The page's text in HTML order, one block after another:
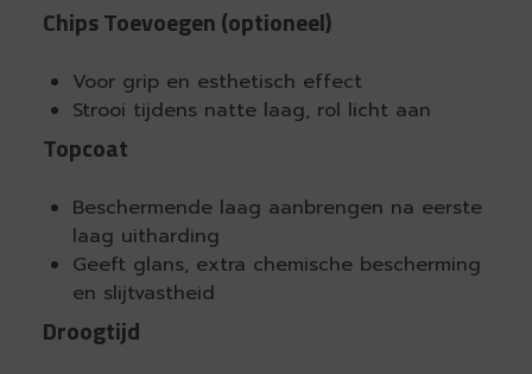
Chips Toevoegen (optioneel)
Voor grip en esthetisch effect
Strooi tijdens natte laag, rol licht aan
Topcoat
Beschermende laag aanbrengen na eerste
laag uitharding
Geeft glans, extra chemische bescherming
en slijtvastheid
Droogtijd